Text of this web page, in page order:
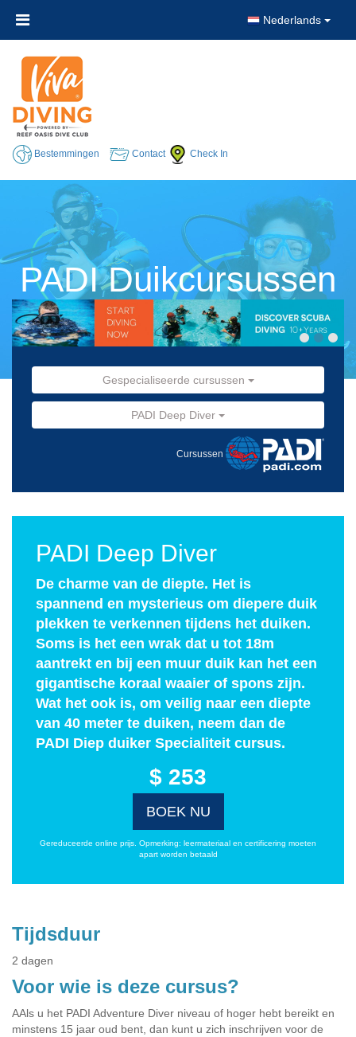
Nederlands
Bestemmingen Contact Check In
PADI Duikcursussen
Gespecialiseerde cursussen
PADI Deep Diver
Cursussen
PADI Deep Diver
De charme van de diepte. Het is
spannend en mysterieus om diepere duik
plekken te verkennen tijdens het duiken.
Soms is het een wrak dat u tot 18m
aantrekt en bij een muur duik kan het een
gigantische koraal waaier of spons zijn.
Wat het ook is, om veilig naar een diepte
van 40 meter te duiken, neem dan de
PADI Diep duiker Specialiteit cursus.
$ 253
BOEK NU
Gereduceerde online prijs. Opmerking: leermateriaal en certificering moeten
apart worden betaald
Tijdsduur
2 dagen
Voor wie is deze cursus?
AAls u het PADI Adventure Diver niveau of hoger hebt bereikt en
minstens 15 jaar oud bent, dan kunt u zich inschrijven voor de